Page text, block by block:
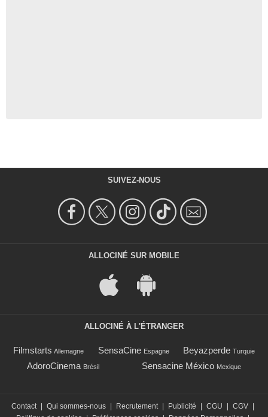
SUIVEZ-NOUS
ALLOCINÉ SUR MOBILE
ALLOCINÉ À L'ÉTRANGER
Filmstarts Allemagne SensaCine Espagne Beyazperde Turquie
AdoroCinema Brésil Sensacine México Mexique
Contact | Qui sommes-nous | Recrutement | Publicité | CGU | CGV |